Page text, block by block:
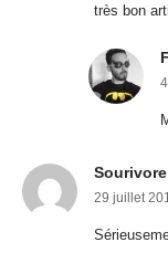
29 juillet
honte de
permet de
l’on ne
pour moi
du sport